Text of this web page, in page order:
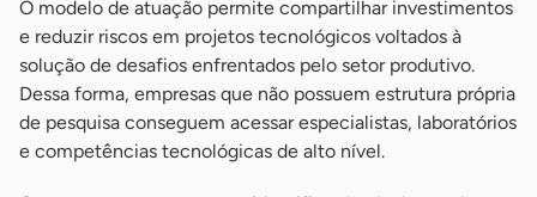
O modelo de atuação permite compartilhar investimentos
e reduzir riscos em projetos tecnológicos voltados à
solução de desafios enfrentados pelo setor produtivo.
Dessa forma, empresas que não possuem estrutura própria
de pesquisa conseguem acessar especialistas, laboratórios
e competências tecnológicas de alto nível.